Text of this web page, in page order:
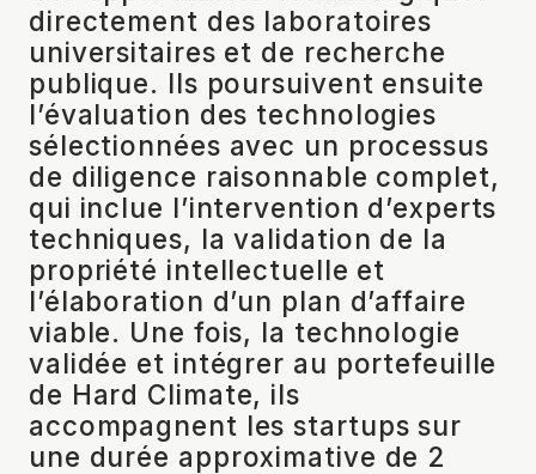
directement des laboratoires
universitaires et de recherche
publique. Ils poursuivent ensuite
l’évaluation des technologies
sélectionnées avec un processus
de diligence raisonnable complet,
qui inclue l’intervention d’experts
techniques, la validation de la
propriété intellectuelle et
l’élaboration d’un plan d’affaire
viable. Une fois, la technologie
validée et intégrer au portefeuille
de Hard Climate, ils
accompagnent les startups sur
une durée approximative de 2